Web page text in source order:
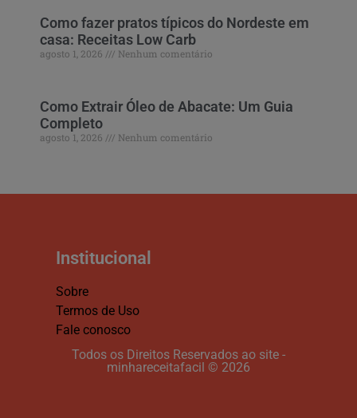
Como fazer pratos típicos do Nordeste em
casa: Receitas Low Carb
agosto 1, 2026 Nenhum comentário
Como Extrair Óleo de Abacate: Um Guia
Completo
agosto 1, 2026 Nenhum comentário
Institucional
Sobre
Termos de Uso
Fale conosco
Todos os Direitos Reservados ao site -
minhareceitafacil © 2026